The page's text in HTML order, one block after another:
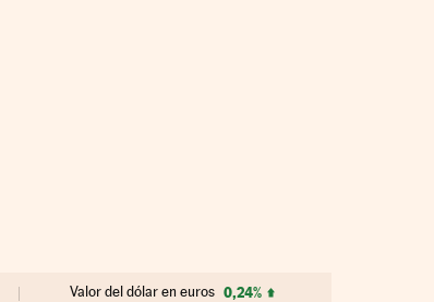
Valor del dólar en euros 0,24%